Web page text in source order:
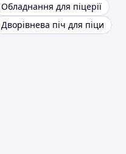
Обладнання для піцерії
Дворівнева піч для піци